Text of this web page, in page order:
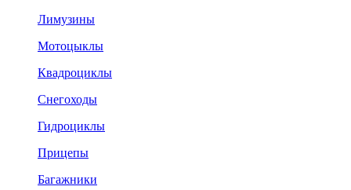
Лимузины
Мотоцыклы
Квадроциклы
Снегоходы
Гидроциклы
Прицепы
Багажники